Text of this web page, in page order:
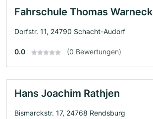
Fahrschule Thomas
Dorfstr. 11, 24790 Schacht-Audorf
0.0 (0 Bewertungen)
Hans Joachim Rathjen
Bismarckstr. 17, 24768 Rendsburg